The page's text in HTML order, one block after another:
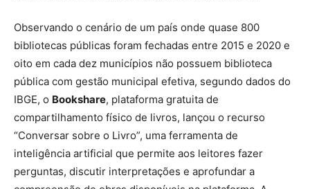
Observando o cenário de um país onde quase 800
bibliotecas públicas foram fechadas entre 2015 e 2020 e
oito em cada dez municípios não possuem biblioteca
pública com gestão municipal efetiva, segundo dados do
IBGE, o Bookshare, plataforma gratuita de
compartilhamento físico de livros, lançou o recurso
“Conversar sobre o Livro”, uma ferramenta de
inteligência artificial que permite aos leitores fazer
perguntas, discutir interpretações e aprofundar a